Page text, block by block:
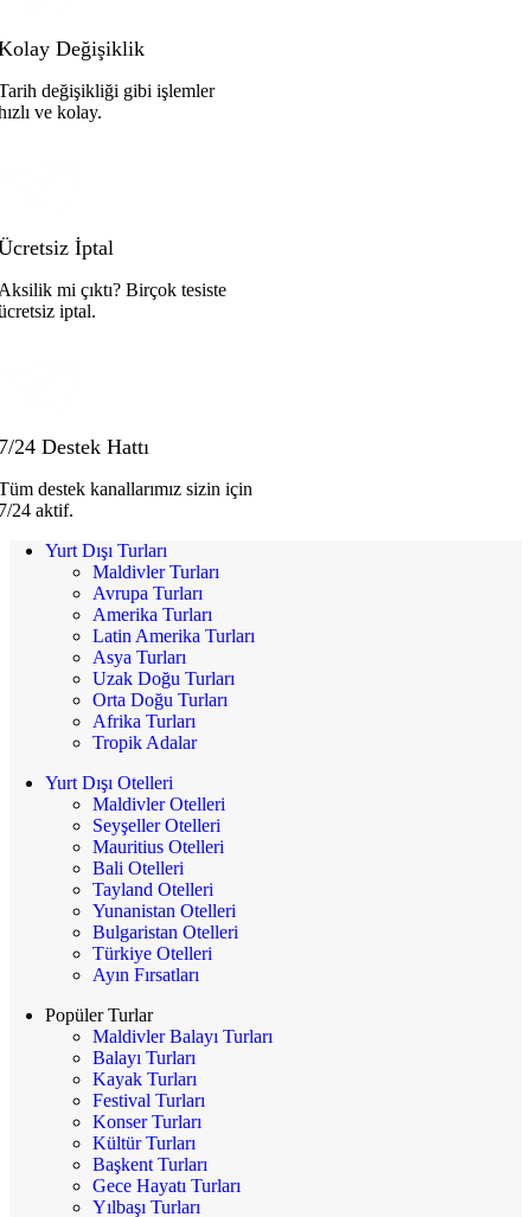
Değişiklik
değişikliği gibi işlemler
ve kolay.
İptal
mi çıktı? Birçok tesiste
iptal.
24 Destek Hattı
destek kanallarımız sizin için
24 aktif.
Yurt Dışı Turları
Maldivler Turları
Avrupa Turları
Amerika Turları
Latin Amerika Turları
Asya Turları
Uzak Doğu Turları
Orta Doğu Turları
Afrika Turları
Tropik Adalar
Yurt Dışı Otelleri
Maldivler Otelleri
Seyşeller Otelleri
Mauritius Otelleri
Bali Otelleri
Tayland Otelleri
Yunanistan Otelleri
Bulgaristan Otelleri
Türkiye Otelleri
Ayın Fırsatları
Popüler Turlar
Maldivler Balayı Turları
Balayı Turları
Kayak Turları
Festival Turları
Konser Turları
Kültür Turları
Başkent Turları
Gece Hayatı Turları
Yılbaşı Turları